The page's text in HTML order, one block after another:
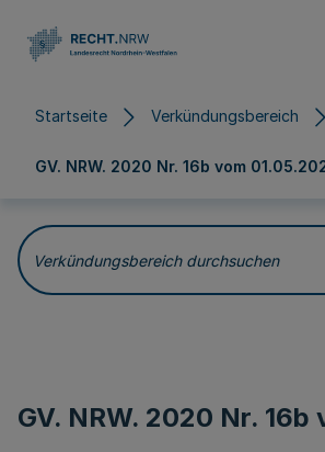
Startseite Verkündungsbereich
GV. NRW. 2020 Nr. 16b vom
Verkündungsbereich durchsuchen
GV. NRW. 2020 Nr. 16b